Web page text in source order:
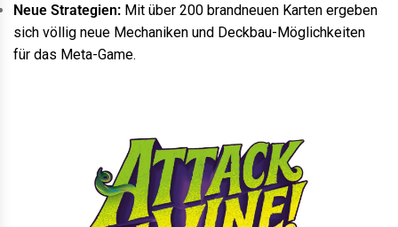
Neue Strategien: Mit über 200 brandneuen Karten ergeben
sich völlig neue Mechaniken und Deckbau-Möglichkeiten
für das Meta-Game.